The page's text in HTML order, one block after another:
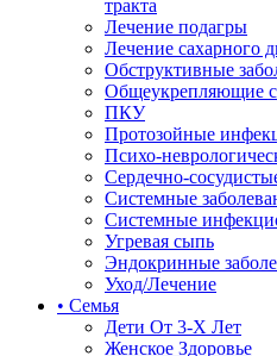
тракта
Лечение подагры
Лечение сахарного
Обструктивные
Общеукрепляющие
ПКУ
Протозойные
Психо-
Сердечно-
Системные
Системные
Угревая сыпь
Эндокринные
Уход/Лечение
• Семья
Дети От 3-Х Лет
Женское Здоровье